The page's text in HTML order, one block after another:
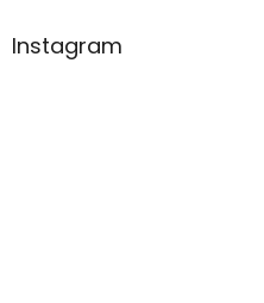
Instagram